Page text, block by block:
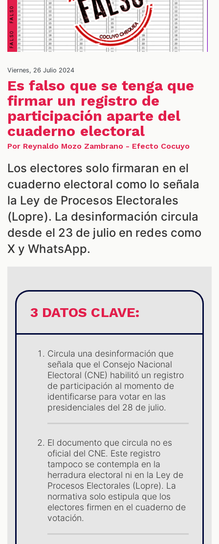
Viernes, 26 Julio 2024
Es falso que se tenga que
firmar un registro de
participación aparte del
cuaderno electoral
Por Reynaldo Mozo Zambrano - Efecto Cocuyo
Los electores solo firmaran en el
cuaderno electoral como lo señala
la Ley de Procesos Electorales
(Lopre). La desinformación circula
desde el 23 de julio en redes como
X y WhatsApp.
3 DATOS CLAVE:
Circula una desinformación que
señala que el Consejo Nacional
Electoral (CNE) habilitó un registro
de participación al momento de
identificarse para votar en las
presidenciales del 28 de julio.
El documento que circula no es
oficial del CNE. Este registro
tampoco se contempla en la
herradura electoral ni en la Ley de
Procesos Electorales (Lopre). La
normativa solo estipula que los
electores firmen en el cuaderno de
votación.